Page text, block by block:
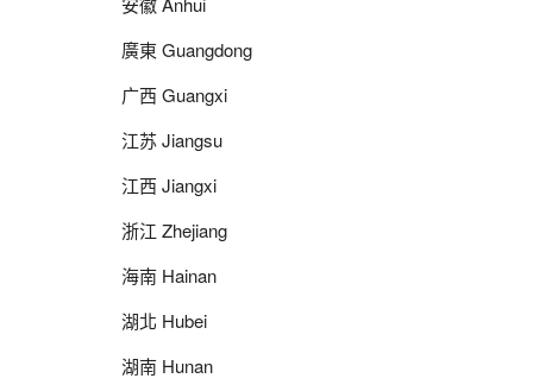
廣東 Guangdong
广西 Guangxi
江苏 Jiangsu
江西 Jiangxi
浙江 Zhejiang
海南 Hainan
湖北 Hubei
湖南 Hunan